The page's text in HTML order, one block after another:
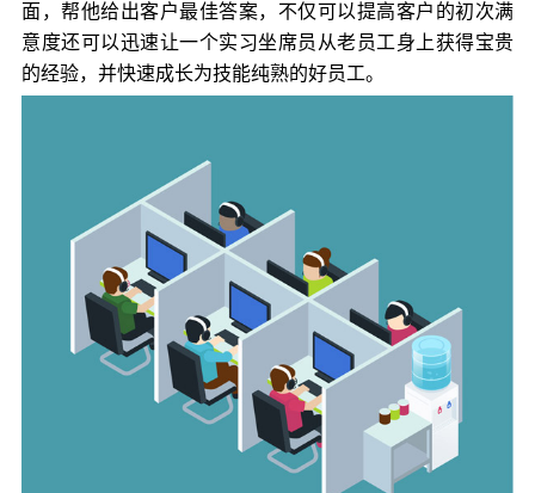
面，帮他给出客户最佳答案，不仅可以提高客户的初次满
意度还可以迅速让一个实习坐席员从老员工身上获得宝贵
的经验，并快速成长为技能纯熟的好员工。